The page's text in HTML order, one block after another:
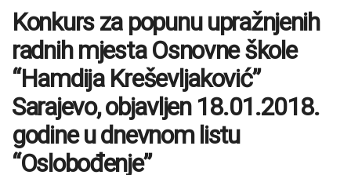
Konkurs za popunu upražnjenih
radnih mjesta Osnovne škole
“Hamdija Kreševljaković”
Sarajevo, objavljen 18.01.2018.
godine u dnevnom listu
“Oslobođenje”